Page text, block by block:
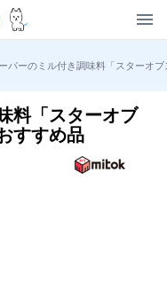
パーのミル付き調味料「スターオ
料「スターオブ
すすめ品